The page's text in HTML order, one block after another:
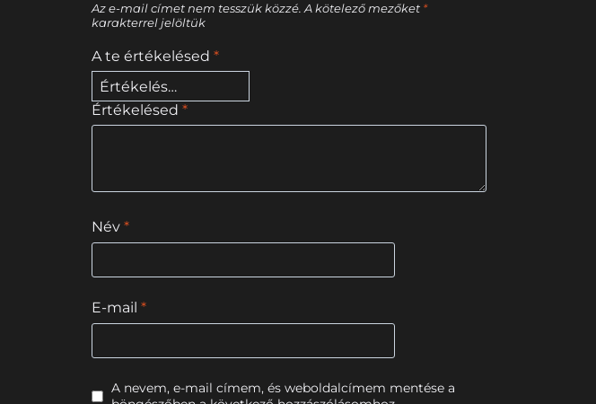
Az e-mail címet nem tesszük közzé. A kötelező mezőket *
karakterrel jelöltük
A te értékelésed *
Értékelésed *
Név *
E-mail *
A nevem, e-mail címem, és weboldalcímem mentése a